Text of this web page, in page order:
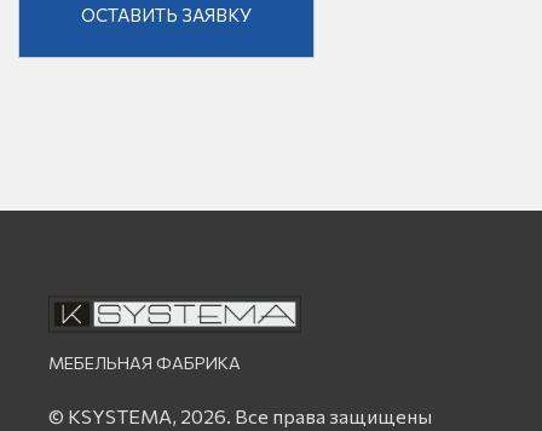
ОСТАВИТЬ ЗАЯВКУ
МЕБЕЛЬНАЯ ФАБРИКА
© KSYSTEMA, 2026. Все права защищены